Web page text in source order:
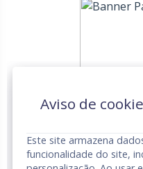
Aviso de
Este site armazena
funcionalidade do site,